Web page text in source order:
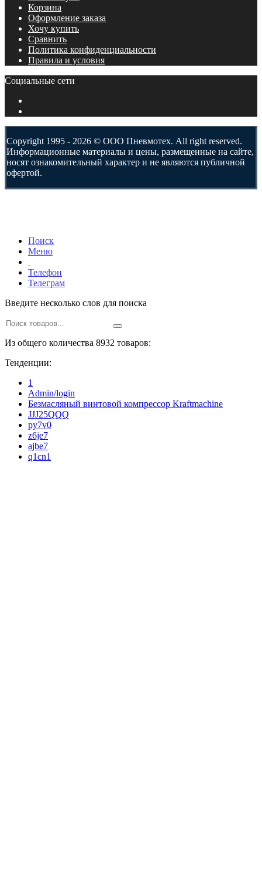
Корзина
Оформление заказа
Хочу купить
Сравнить
Политика конфиденциальности
Правила и условия
Социальные сети
Copyright 1995 - 2026 © ООО Пневмотех. All right reserved.
Информационные материалы и цены, размещенные на сайте,
носят ознакомительный характер и не являются публичной
офертой.
Поиск
Меню
Телефон
Телеграм
Введите несколько слов для поиска
Из общего количества 8932 товаров:
Тенденции:
1
Admin/login
Безмасляный винтовой компрессор Kraftmaсhine
JJJ25QQQ
py7v0
z6je7
ajbe7
q1cn1